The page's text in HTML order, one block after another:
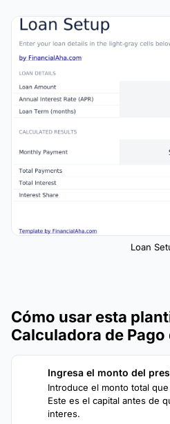
Loan
Cómo usar esta
Calculadora de Pago
Ingresa el monto del
Introduce el monto total
Este es el capital antes de
interes.